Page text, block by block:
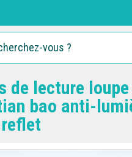
de lecture
bao anti-